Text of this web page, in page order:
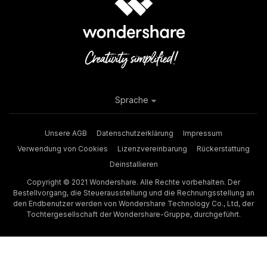
Unsere AGB Datenschutzerklärung
Impressum
Verwendung von Cookies
Lizenzvereinbarung
Rückerstattung
Deinstallieren
Copyright © 2021 Wondershare. Alle Rechte vorbehalten. Der
Bestellvorgang, die Steuerausstellung und die Rechnungsstellung an
den Endbenutzer werden von Wondershare Technology Co., Ltd, der
Tochtergesellschaft der Wondershare-Gruppe, durchgeführt.
Sprache